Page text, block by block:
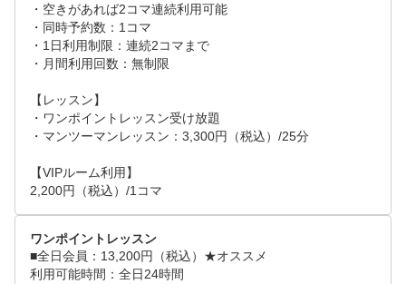
・空きがあれば2コマ連続利用可能
・同時予約数：1コマ
・1日利用制限：連続2コマまで
・月間利用回数：無制限
【レッスン】
・ワンポイントレッスン受け放題
・マンツーマンレッスン：3,300円（税込）/25分
【VIPルーム利用】
2,200円（税込）/1コマ
ワンポイントレッスン
■全日会員：13,200円（税込）★オススメ
利用可能時間：全日24時間